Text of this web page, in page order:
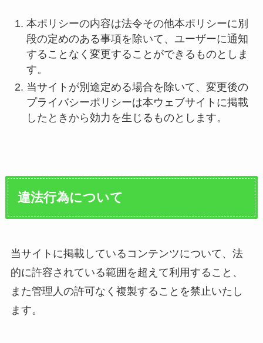
本ポリシーの内容は法令その他本ポリシーに別
段の定めのある事項を除いて、ユーザーに通知
することなく変更することができるものとしま
す。
当サイトが別途定める場合を除いて、変更後の
プライバシーポリシーは本ウェブサイトに掲載
したときから効力を生じるものとします。
違法行為について
当サイトに掲載しているコンテンツについて、法
的に許容されている範囲を超えて利用すること、
また管理人の許可なく複製することを禁止いたし
ます。